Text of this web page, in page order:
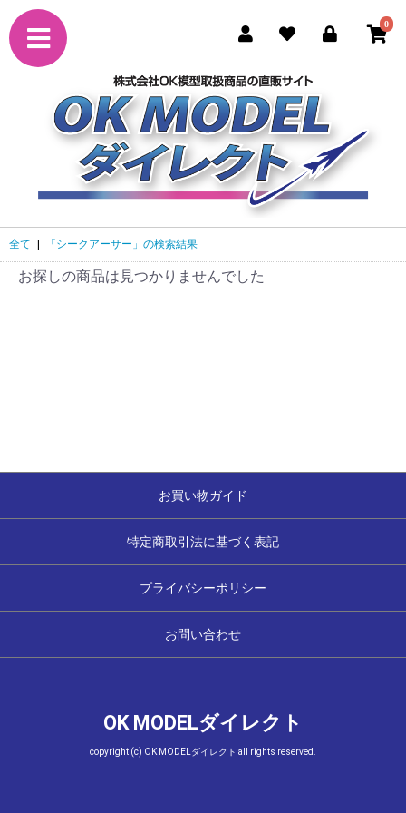
0
全て 「シークアーサー」の検索結果
お探しの商品は見つかりませんでした
お買い物ガイド
特定商取引法に基づく表記
プライバシーポリシー
お問い合わせ
OK MODELダイレクト
copyright (c) OK MODELダイレクト all rights reserved.